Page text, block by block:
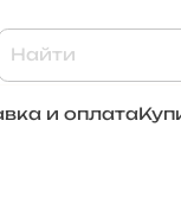
и оплата